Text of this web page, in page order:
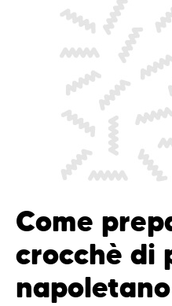
Come
crocchè di
napoletano